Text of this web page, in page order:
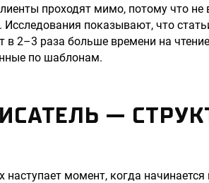
проходят мимо, потому что не
показывают, что
в 2–3 раза больше времени на
по шаблонам.
—
наступает момент, когда